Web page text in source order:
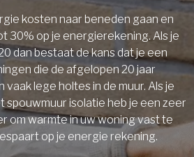
kosten naar beneden gaan en
30% op je energierekening. Als je
dan bestaat de kans dat je een
die de afgelopen 20 jaar
lege holtes in de muur. Als je
spouwmuur isolatie heb je een zeer
om warmte in uw woning vast te
op je energie rekening.